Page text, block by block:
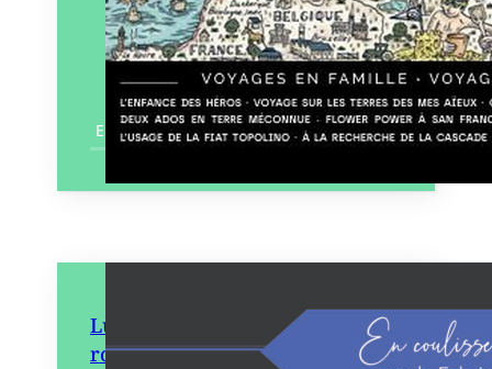
En savoir plus
Luther, ou la Réforme en dix
rounds